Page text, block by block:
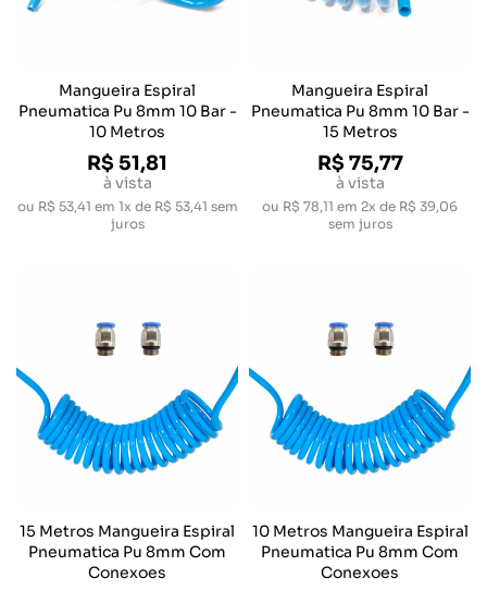
Mangueira Espiral
Pneumatica Pu 8mm 10 Bar -
10 Metros
R$ 51,81
à vista
ou R$ 53,41 em 1x de R$ 53,41 sem
juros
Mangueira Espiral
Pneumatica Pu 8mm 10 Bar -
15 Metros
R$ 75,77
à vista
ou R$ 78,11 em 2x de R$ 39,06
sem juros
15 Metros Mangueira Espiral
Pneumatica Pu 8mm Com
Conexoes
10 Metros Mangueira Espiral
Pneumatica Pu 8mm Com
Conexoes